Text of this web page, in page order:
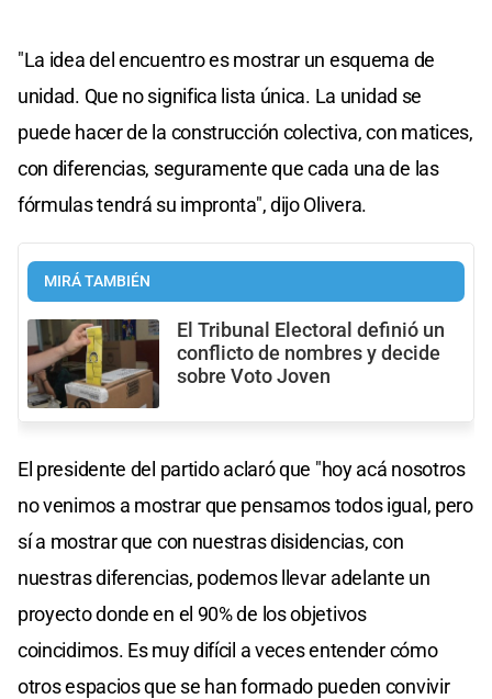
"La idea del encuentro es mostrar un esquema de
unidad. Que no significa lista única. La unidad se
puede hacer de la construcción colectiva, con matices,
con diferencias, seguramente que cada una de las
fórmulas tendrá su impronta", dijo Olivera.
MIRÁ TAMBIÉN
El Tribunal Electoral definió un
conflicto de nombres y decide
sobre Voto Joven
El presidente del partido aclaró que "hoy acá nosotros
no venimos a mostrar que pensamos todos igual, pero
sí a mostrar que con nuestras disidencias, con
nuestras diferencias, podemos llevar adelante un
proyecto donde en el 90% de los objetivos
coincidimos. Es muy difícil a veces entender cómo
otros espacios que se han formado pueden convivir